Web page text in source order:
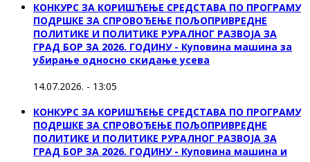
КОНКУРС ЗА КОРИШЋЕЊЕ СРЕДСТАВА ПО ПРОГРАМУ
ПОДРШКЕ ЗА СПРОВОЂЕЊЕ ПОЉОПРИВРЕДНЕ
ПОЛИТИКЕ И ПОЛИТИКЕ РУРАЛНОГ РАЗВОЈА ЗА
ГРАД БОР ЗА 2026. ГОДИНУ - Куповинa машина за
убирање односно скидање усева
14.07.2026. - 13:05
КОНКУРС ЗА КОРИШЋЕЊЕ СРЕДСТАВА ПО ПРОГРАМУ
ПОДРШКЕ ЗА СПРОВОЂЕЊЕ ПОЉОПРИВРЕДНЕ
ПОЛИТИКЕ И ПОЛИТИКЕ РУРАЛНОГ РАЗВОЈА ЗА
ГРАД БОР ЗА 2026. ГОДИНУ - Куповина машина и